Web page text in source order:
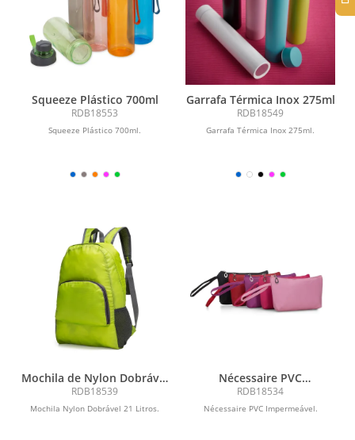
Squeeze Plástico 700ml
RDB18553
Squeeze Plástico 700ml.
Garrafa Térmica Inox 275ml
RDB18549
Garrafa Térmica Inox 275ml.
Mochila de Nylon Dobrável
21L
RDB18539
Mochila Nylon Dobrável 21 Litros.
Nécessaire PVC
Impermeável
RDB18534
Nécessaire PVC Impermeável.